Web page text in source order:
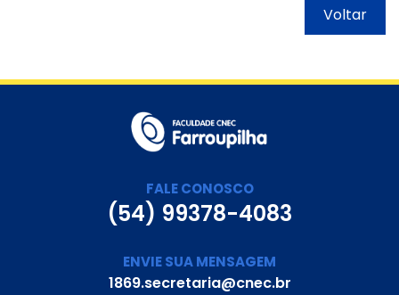
Voltar
FALE CONOSCO
(54) 99378-4083
ENVIE SUA MENSAGEM
1869.secretaria@cnec.br